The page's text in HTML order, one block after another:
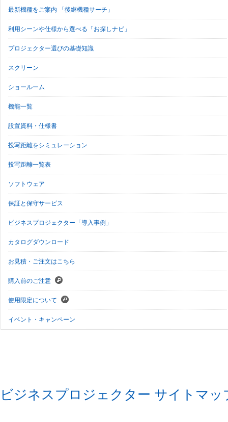
最新機種をご案内 「後継機種サーチ」
利用シーンや仕様から選べる「お探しナビ」
プロジェクター選びの基礎知識
スクリーン
ショールーム
機能一覧
設置資料・仕様書
投写距離をシミュレーション
投写距離一覧表
ソフトウェア
保証と保守サービス
ビジネスプロジェクター「導入事例」
カタログダウンロード
お見積・ご注文はこちら
購入前のご注意
使用限定について
イベント・キャンペーン
ビジネスプロジェクター サイトマッ